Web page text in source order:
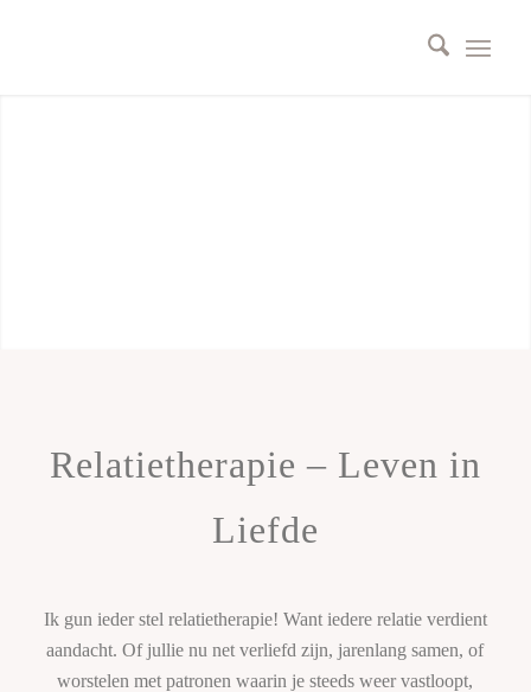
Relatietherapie – Leven in
Liefde
Ik gun ieder stel relatietherapie! Want iedere relatie verdient
aandacht. Of jullie nu net verliefd zijn, jarenlang samen, of
worstelen met patronen waarin je steeds weer vastloopt,